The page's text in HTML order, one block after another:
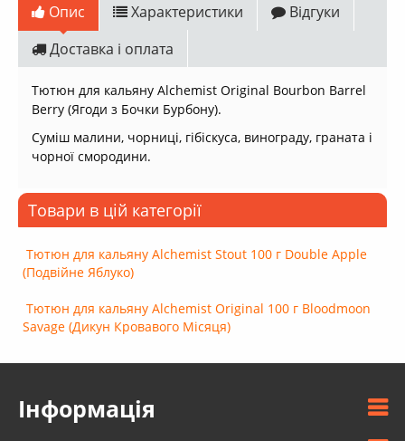
Опис Характеристики
Відгуки
Доставка і оплата
Тютюн для кальяну Alchemist Original Bourbon Barrel
Berry (Ягоди з Бочки Бурбону).
Суміш малини, чорниці, гібіскуса, винограду, граната і
чорної смородини.
Товари в цій категорії
Тютюн для кальяну Alchemist Stout 100 г Double Apple
(Подвійне Яблуко)
Тютюн для кальяну Alchemist Original 100 г Bloodmoon
Savage (Дикун Кровавого Місяця)
Інформація